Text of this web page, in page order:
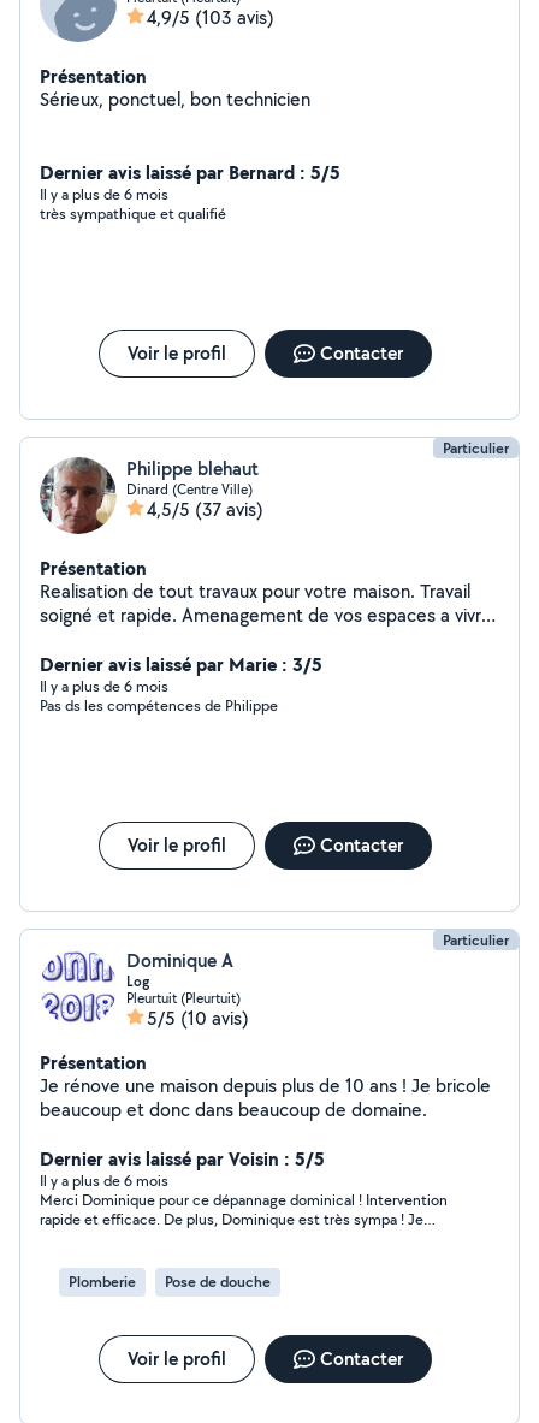
4,9/5 (103 avis)
Présentation
Sérieux, ponctuel, bon technicien
Dernier avis laissé par Bernard : 5/5
Il y a plus de 6 mois
très sympathique et qualifié
Voir le profil Contacter
Particulier
Philippe blehaut
Dinard (Centre Ville)
4,5/5 (37 avis)
Présentation
Realisation de tout travaux pour votre maison. Travail
soigné et rapide. Amenagement de vos espaces a vivre
d objet deco a vos couleurs et vos idees. Luminaires
miroir etc
Dernier avis laissé par Marie : 3/5
Il y a plus de 6 mois
Pas ds les compétences de Philippe
Voir le profil Contacter
Particulier
Dominique A
Log
Pleurtuit (Pleurtuit)
5/5 (10 avis)
Présentation
Je rénove une maison depuis plus de 10 ans ! Je bricole
beaucoup et donc dans beaucoup de domaine.
Dernier avis laissé par Voisin : 5/5
Il y a plus de 6 mois
Merci Dominique pour ce dépannage dominical ! Intervention
rapide et efficace. De plus, Dominique est très sympa ! Je
Plomberie Pose de douche
Voir le profil Contacter